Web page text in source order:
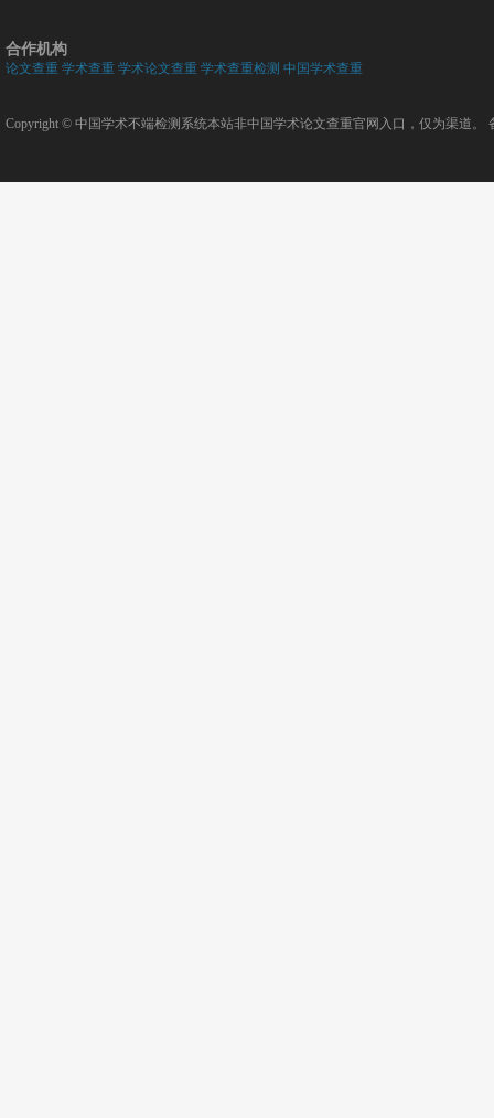
合作机构
论文查重 学术查重 学术论文查重 学术查重检测 中国学术查重
Copyright © 中国学术不端检测系统本站非中国学术论文查重官网入口，仅为渠道。